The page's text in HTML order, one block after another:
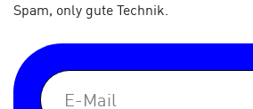
Spam, only gute Technik.